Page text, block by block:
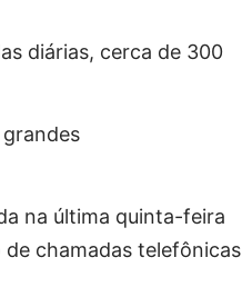
diárias, cerca de 300
na última quinta-feira
chamadas telefônicas